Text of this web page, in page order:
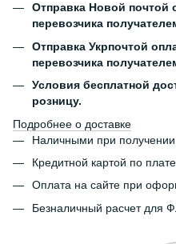
Отправка Новой почтой
перевозчика
Отправка Укрпочтой
перевозчика
Условия бесплатной
розницу.
Подробнее о доставке
Наличными при получении
Кредитной картой по
Оплата на сайте при
Безналичный расчет для